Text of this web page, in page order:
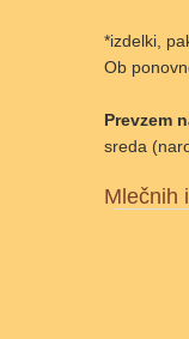
*izdelki,
Ob
Prevzem
sreda
Mlečnih